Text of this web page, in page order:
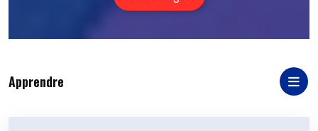
Apprendre